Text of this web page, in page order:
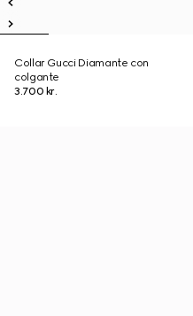
Collar Gucci Diamante con
colgante
3.700 kr.